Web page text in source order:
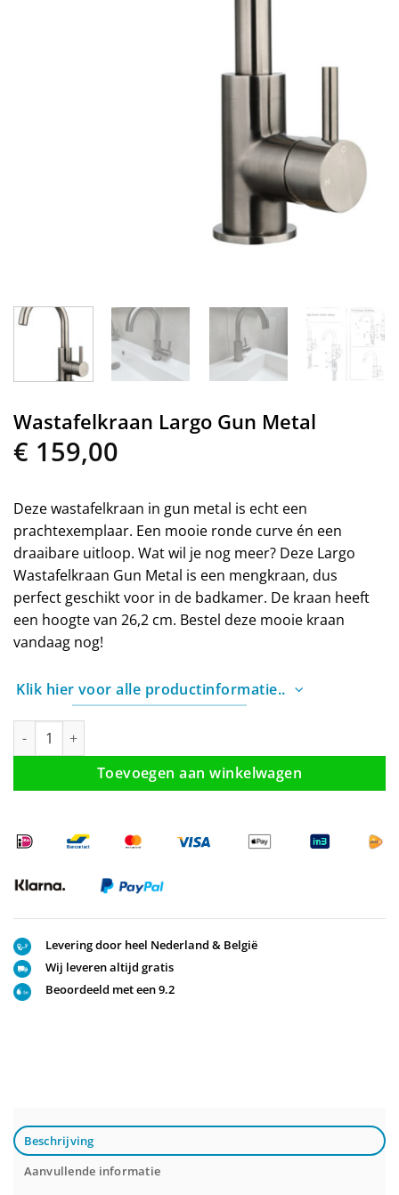
Wastafelkraan Largo Gun Metal
€ 159,00
Deze wastafelkraan in gun metal is echt een
prachtexemplaar. Een mooie ronde curve én een
draaibare uitloop. Wat wil je nog meer? Deze Largo
Wastafelkraan Gun Metal is een mengkraan, dus
perfect geschikt voor in de badkamer. De kraan heeft
een hoogte van 26,2 cm. Bestel deze mooie kraan
vandaag nog!
Klik hier voor alle productinformatie..
Wastafelkraan Largo Gun Metal aantal
Toevoegen aan winkelwagen
Levering door heel Nederland & België
Wij leveren altijd gratis
Beoordeeld met een 9.2
Beschrijving
Aanvullende informatie